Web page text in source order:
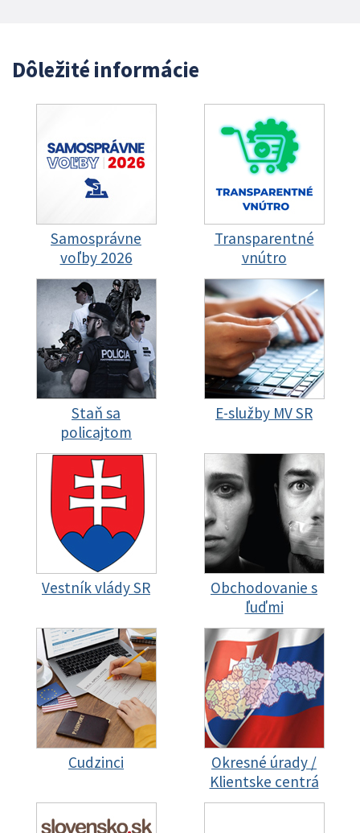
Dôležité informácie
Samosprávne
voľby 2026
Transparentné
vnútro
Staň sa
policajtom
E-služby MV SR
Vestník vlády SR
Obchodovanie s
ľuďmi
Cudzinci
Okresné úrady /
Klientske centrá